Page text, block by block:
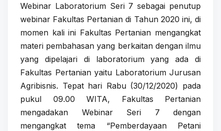
Webinar Laboratorium Seri 7 sebagai penutup
webinar Fakultas Pertanian di Tahun 2020 ini, di
momen kali ini Fakultas Pertanian mengangkat
materi pembahasan yang berkaitan dengan ilmu
yang dipelajari di laboratorium yang ada di
Fakultas Pertanian yaitu Laboratorium Jurusan
Agribisnis. Tepat hari Rabu (30/12/2020) pada
pukul 09.00 WITA, Fakultas Pertanian
mengadakan Webinar Seri 7 dengan
mengangkat tema “Pemberdayaan Petani